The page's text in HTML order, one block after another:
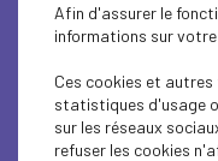
Afin d'assurer le
informations sur
Ces cookies et
statistiques d'usage
sur les réseaux
refuser les cookies